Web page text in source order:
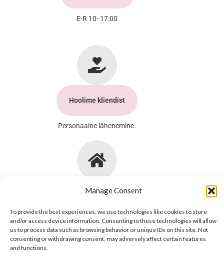
Manage Consent
To provide the best experiences, we use technologies like cookies to store
and/or access device information. Consenting to these technologies will allow
us to process data such as browsing behavior or unique IDs on this site. Not
consenting or withdrawing consent, may adversely affect certain features
and functions.
E-R 10- 17:00
Hoolime kliendist
Personaalne lähenemine.
Jõgevamaa, Mustvee vald, Vassevere küla,